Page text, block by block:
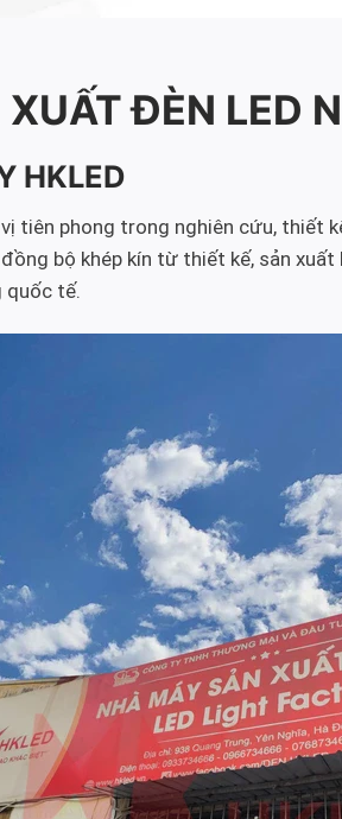
ĐÈN LED
HKLED
tiên phong trong nghiên cứu, thiết
bộ khép kín từ thiết kế, sản
quốc tế.